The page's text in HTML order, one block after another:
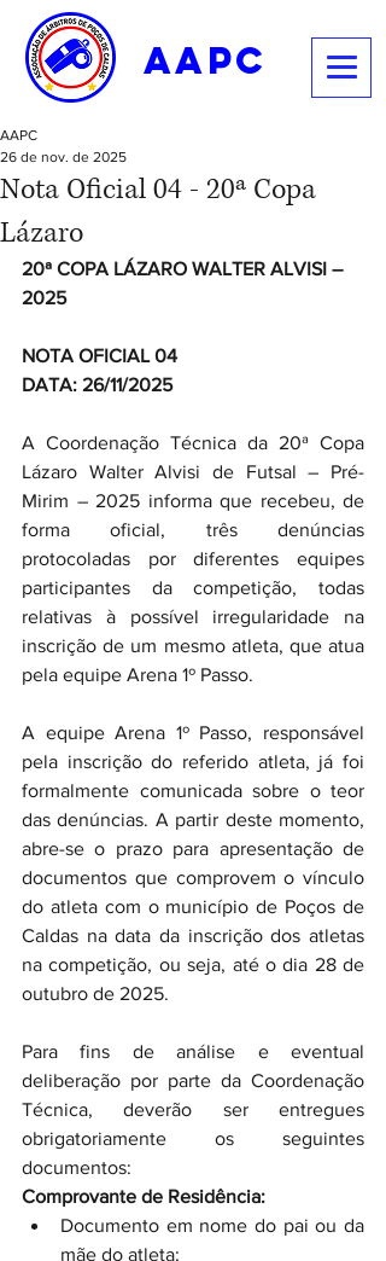
aapc
Nota Oficial 04 - 20ª Copa
Lázaro
AAPC
26 de nov. de 2025
20ª COPA LÁZARO WALTER ALVISI –
2025
NOTA OFICIAL 04
DATA: 26/11/2025
A Coordenação Técnica da 20ª Copa
Lázaro Walter Alvisi de Futsal – Pré-
Mirim – 2025 informa que recebeu, de
forma oficial, três denúncias
protocoladas por diferentes equipes
participantes da competição, todas
relativas à possível irregularidade na
inscrição de um mesmo atleta, que atua
pela equipe Arena 1º Passo.
A equipe Arena 1º Passo, responsável
pela inscrição do referido atleta, já foi
formalmente comunicada sobre o teor
das denúncias. A partir deste momento,
abre-se o prazo para apresentação de
documentos que comprovem o vínculo
do atleta com o município de Poços de
Caldas na data da inscrição dos atletas
na competição, ou seja, até o dia 28 de
outubro de 2025.
Para fins de análise e eventual
deliberação por parte da Coordenação
Técnica, deverão ser entregues
obrigatoriamente os seguintes
documentos:
Comprovante de Residência:
Documento em nome do pai ou da
mãe do atleta;